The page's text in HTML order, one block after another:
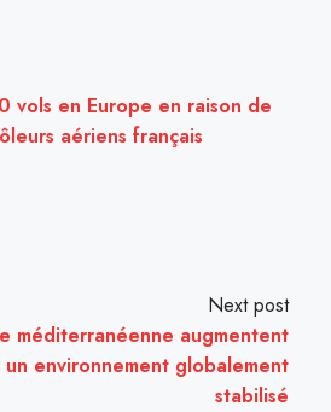
vols en Europe en raison de
aériens français
Next post
méditerranéenne augmentent
un environnement globalement
stabilisé